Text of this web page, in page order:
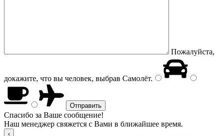
Пожалуйста,
докажите, что вы человек, выбрав Самолёт.
Спасибо за Ваше сообщение!
Наш менеджер свяжется с Вами в ближайшее время.